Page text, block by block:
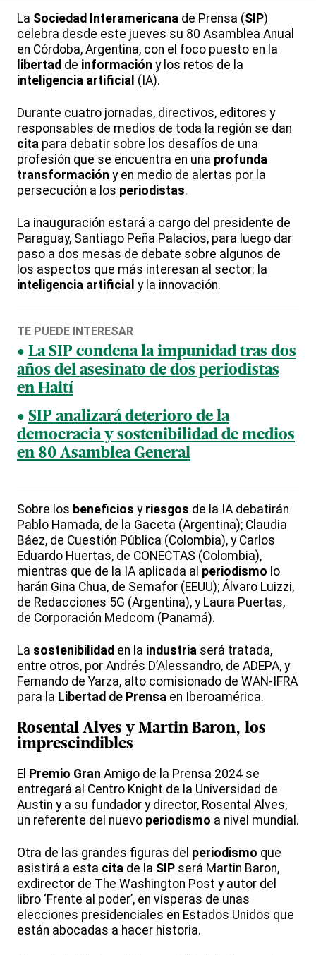
La Sociedad Interamericana de Prensa (SIP)
celebra desde este jueves su 80 Asamblea Anual
en Córdoba, Argentina, con el foco puesto en la
libertad de información y los retos de la
inteligencia artificial (IA).
Durante cuatro jornadas, directivos, editores y
responsables de medios de toda la región se dan
cita para debatir sobre los desafíos de una
profesión que se encuentra en una profunda
transformación y en medio de alertas por la
persecución a los periodistas.
La inauguración estará a cargo del presidente de
Paraguay, Santiago Peña Palacios, para luego dar
paso a dos mesas de debate sobre algunos de
los aspectos que más interesan al sector: la
inteligencia artificial y la innovación.
TE PUEDE INTERESAR
La SIP condena la impunidad tras dos
años del asesinato de dos periodistas
en Haití
SIP analizará deterioro de la
democracia y sostenibilidad de medios
en 80 Asamblea General
Sobre los beneficios y riesgos de la IA debatirán
Pablo Hamada, de la Gaceta (Argentina); Claudia
Báez, de Cuestión Pública (Colombia), y Carlos
Eduardo Huertas, de CONECTAS (Colombia),
mientras que de la IA aplicada al periodismo lo
harán Gina Chua, de Semafor (EEUU); Álvaro Luizzi,
de Redacciones 5G (Argentina), y Laura Puertas,
de Corporación Medcom (Panamá).
La sostenibilidad en la industria será tratada,
entre otros, por Andrés D’Alessandro, de ADEPA, y
Fernando de Yarza, alto comisionado de WAN-IFRA
para la Libertad de Prensa en Iberoamérica.
Rosental Alves y Martin Baron, los
imprescindibles
El Premio Gran Amigo de la Prensa 2024 se
entregará al Centro Knight de la Universidad de
Austin y a su fundador y director, Rosental Alves,
un referente del nuevo periodismo a nivel mundial.
Otra de las grandes figuras del periodismo que
asistirá a esta cita de la SIP será Martin Baron,
exdirector de The Washington Post y autor del
libro ‘Frente al poder’, en vísperas de unas
elecciones presidenciales en Estados Unidos que
están abocadas a hacer historia.